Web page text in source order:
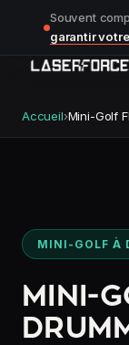
Souvent
garantir
Accueil›Mini-Golf
MINI-GOLF À
MINI-